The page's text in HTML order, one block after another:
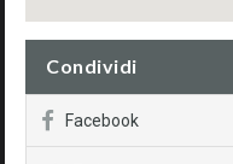
Condividi
Facebook